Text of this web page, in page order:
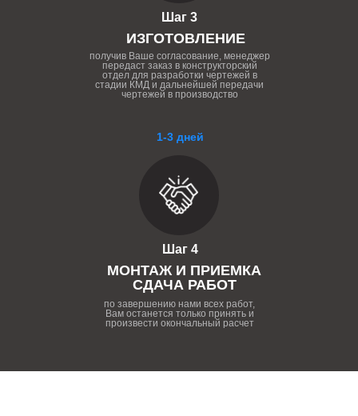
1-3 дней
Шаг 4
МОНТАЖ И ПРИЕМКА
СДАЧА РАБОТ
по завершению нами всех работ,
Вам останется только принять и
произвести окончальный расчет
Шаг 3
ИЗГОТОВЛЕНИЕ
получив Ваше согласование, менеджер
передаст заказ в конструкторский
отдел для разработки чертежей в
стадии КМД и дальнейшей передачи
чертежей в производство